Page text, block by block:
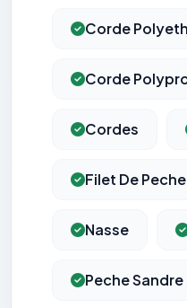
Corde
Corde
Cordes
Filet De Peche
Nasse
Peche Sandre